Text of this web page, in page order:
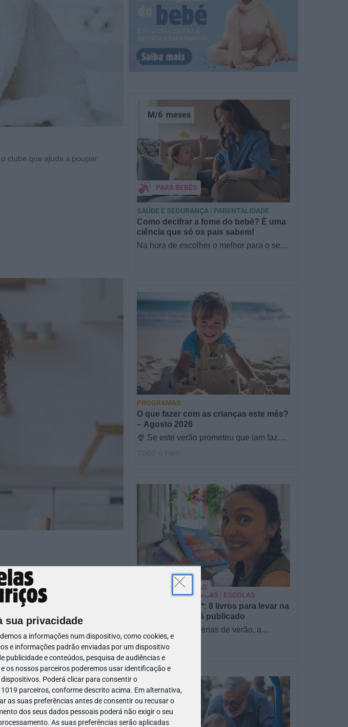
sua privacidade
a informações num dispositivo, como cookies, e
e informações padrão enviadas por um dispositivo
publicidade e conteúdos, pesquisa de audiências e
os nossos parceiros poderemos usar identificação e
Poderá clicar para consentir o
parceiros, conforme descrito acima. Em alternativa,
as suas preferências antes de consentir ou recusar o
dos seus dados pessoais poderá não exigir o seu
As suas preferências serão aplicadas
clube que ajuda a poupar
Como decifrar a fome do bebé? É uma
ciência que só os pais sabem!
Na hora de escolher o melhor para o seu
M/6 meses
PARA BEBÉS
SAÚDE E SEGURANÇA | PARENTALIDADE
O que fazer com as crianças este mês?
– Agosto 2026
🍨 Se este verão prometeu que iam fazer
PROGRAMAS
Pré-visualização*: 8 livros para levar na
mala de férias - já publicado
Para celebrar as férias de verão, a
Estrelas & Ouriços fez uma parceria com
a Sofia Vieira, da livraria…
PARA BEBÉS
PRÉ-VISUALIZAÇÃO
CONTOS E BIBLIOTECAS | ESCOLAS